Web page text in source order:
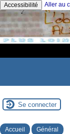
Accessibilité Aller au
Se connecter
Accueil
Général